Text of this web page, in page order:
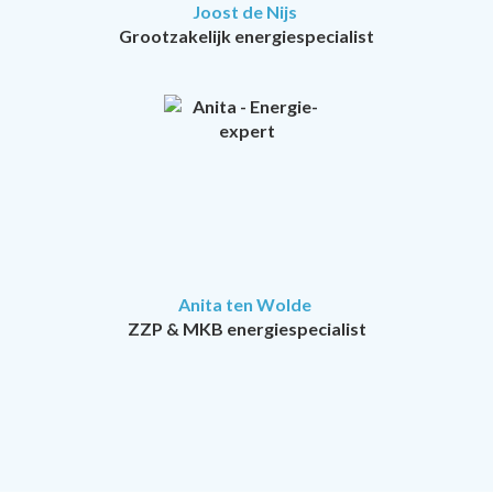
Joost de Nijs
Grootzakelijk energiespecialist
Anita ten Wolde
ZZP & MKB energiespecialist